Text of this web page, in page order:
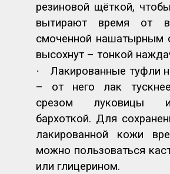
резиновой щёткой,
вытирают время от
смоченной нашатырным
высохнут – тонкой
·
Лакированные туфли
– от него лак
срезом луковицы и
бархоткой. Для
лакированной кожи
можно пользоваться
или глицерином.